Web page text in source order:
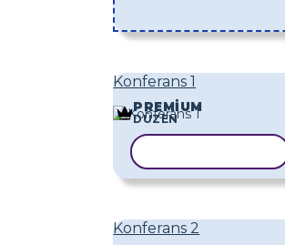
Konferans 1
PREMIUM
DÜZEN
Konferans 2